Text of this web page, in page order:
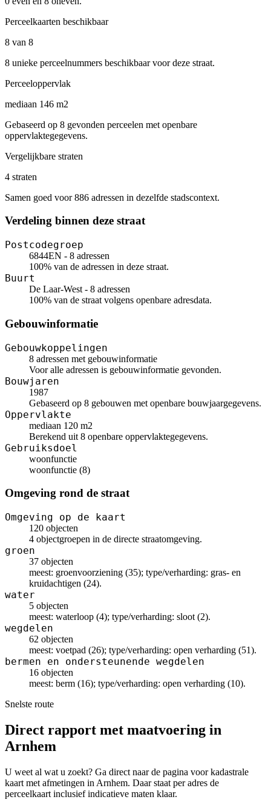
Perceelkaarten beschikbaar
8 van 8
8 unieke perceelnummers beschikbaar voor deze straat.
Perceeloppervlak
mediaan 146 m2
Gebaseerd op 8 gevonden perceelen met openbare
oppervlaktegegevens.
Vergelijkbare straten
4 straten
Samen goed voor 886 adressen in dezelfde stadscontext.
Verdeling binnen deze straat
Postcodegroep
6844EN - 8 adressen
100% van de adressen in deze straat.
Buurt
De Laar-West - 8 adressen
100% van de straat volgens openbare adresdata.
Gebouwinformatie
Gebouwkoppelingen
8 adressen met gebouwinformatie
Voor alle adressen is gebouwinformatie gevonden.
Bouwjaren
1987
Gebaseerd op 8 gebouwen met openbare bouwjaargegevens.
Oppervlakte
mediaan 120 m2
Berekend uit 8 openbare oppervlaktegegevens.
Gebruiksdoel
woonfunctie
woonfunctie (8)
Omgeving rond de straat
Omgeving op de kaart
120 objecten
4 objectgroepen in de directe straatomgeving.
groen
37 objecten
meest: groenvoorziening (35); type/verharding: gras- en
kruidachtigen (24).
water
5 objecten
meest: waterloop (4); type/verharding: sloot (2).
wegdelen
62 objecten
meest: voetpad (26); type/verharding: open verharding (51).
bermen en ondersteunende wegdelen
16 objecten
meest: berm (16); type/verharding: open verharding (10).
Snelste route
Direct rapport met maatvoering in
Arnhem
U weet al wat u zoekt? Ga direct naar de pagina voor kadastrale
kaart met afmetingen in Arnhem. Daar staat per adres de
perceelkaart inclusief indicatieve maten klaar.